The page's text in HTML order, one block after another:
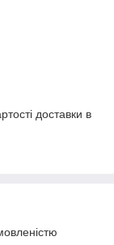
доставки в